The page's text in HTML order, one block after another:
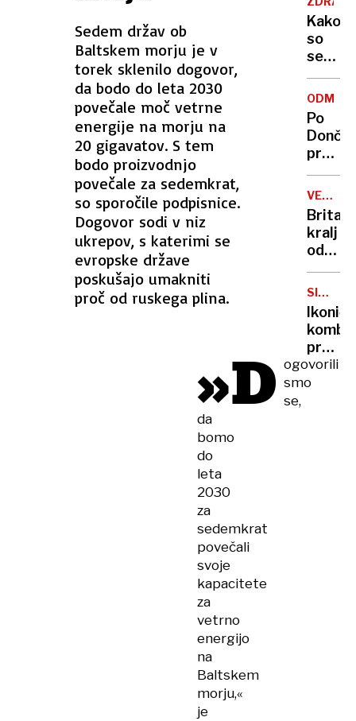
Sedem držav ob
Baltskem morju je v
torek sklenilo dogovor,
da bodo do leta 2030
povečale moč vetrne
energije na morju na
20 gigavatov. S tem
bodo proizvodnjo
povečale za sedemkrat,
so sporočile podpisnice.
Dogovor sodi v niz
ukrepov, s katerimi se
evropske države
poskušajo umakniti
proč od ruskega plina.
»D ogovorili
smo
se,
da
bomo
do
leta
2030
za
sedemkrat
povečali
svoje
kapacitete
za
vetrno
energijo
na
Baltskem
morju,«
je
voda
Kako
so
se
cilji
vlade
Po
Karma
je
psica,
Nico
pa
njen
sin
VELIKA
kralj
zaradi
raka
SIMBOL
kombi
75.
rojstni